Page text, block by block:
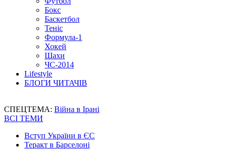
Бокс
Баскетбол
Теніс
Формула-1
Хокей
Шахи
ЧС-2014
Lifestyle
БЛОГИ ЧИТАЧІВ
СПЕЦТЕМА: Війна в Ірані
ВСІ ТЕМИ
Вступ України в ЄС
Теракт в Барселоні